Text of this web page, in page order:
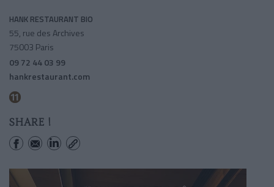
HANK RESTAURANT BIO
55, rue des Archives
75003 Paris
09 72 44 03 99
hankrestaurant.com
SHARE !